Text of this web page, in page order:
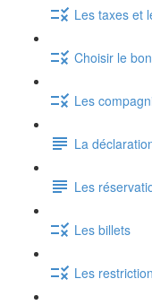
Les taxes et
Choisir le
Les
La
Les
Les billets
Les